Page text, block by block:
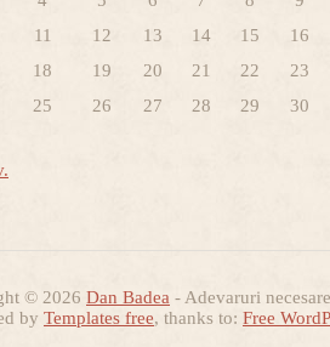
11 12 13 14 15
16
18 19 20 21 22
23
25 26 27 28 29
30
© 2026 Dan Badea - Adevaruri
by Templates free, thanks to: Free